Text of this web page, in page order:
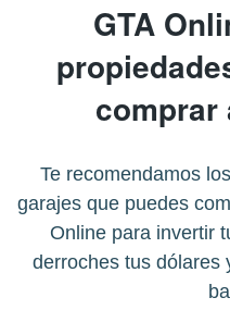
GTA
Te recomendamos
garajes que puedes
Online para invertir
derroches tus dólares